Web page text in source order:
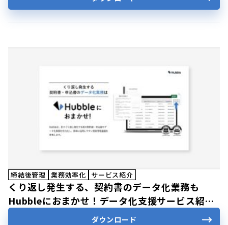
締結後管理 業務効率化 サービス紹介
くり返し発生する、契約書のデータ化業務も
Hubbleにおまかせ！データ化支援サービス紹介
資料
ダウンロード